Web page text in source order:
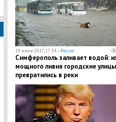
10 июня 2017, 17:34 —Россия
Симферополь заливает водой:
мощного ливня городские улицы
превратились в реки